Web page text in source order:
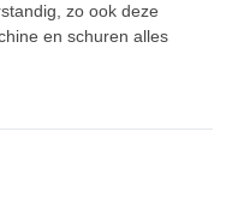
zo ook deze
en schuren alles